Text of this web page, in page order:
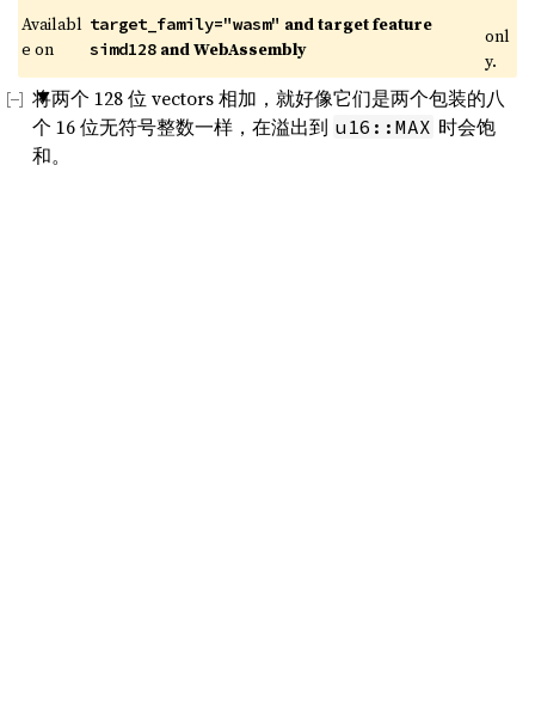
Availabl
e on
target_family="wasm" and target feature
simd128 and WebAssembly
onl
y.
将两个 128 位 vectors 相加，就好像它们是两个包装的八
个 16 位无符号整数一样，在溢出到 u16::MAX 时会饱
和。